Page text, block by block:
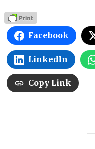
Facebook
LinkedIn
Copy Link